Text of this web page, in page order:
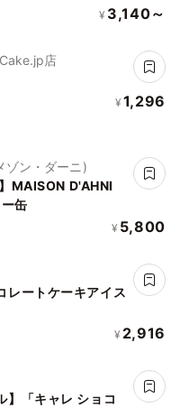
¥ 3,140～
店
¥ 1,296
D’AHNI (メゾン・ダーニ)
MAISON D'AHNI
キー缶
¥ 5,800
レートケーキアイス
¥ 2,916
】「キャレ ショコ